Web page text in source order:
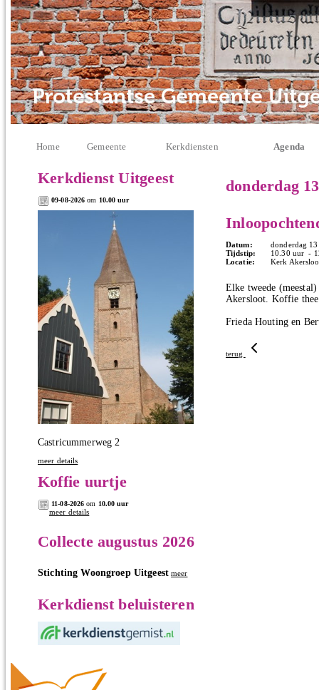
Kerkdienst Uitgeest
09-08-2026 om 10.00 uur
Castricummerweg 2
meer details
Koffie uurtje
11-08-2026 om 10.00 uur
meer details
Collecte augustus 2026
Stichting Woongroep Uitgeest meer
Kerkdienst beluisteren
donderdag
Datum:
donderdag
Tijdstip:
10.30 uur -
Locatie:
Kerk
Elke tweede
Akersloot. Koffie
Frieda Houting en
terug
Home Gemeente Kerkdiensten Agenda